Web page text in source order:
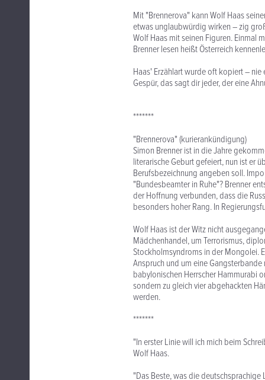
Mit "Brennerova" kann Wolf Haas
etwas unglaubwürdig wirken – zig
Wolf Haas mit seinen Figuren. Einmal
Brenner lesen heißt Österreich
Haas' Erzählart wurde oft kopiert – nie
Gespür, das sagt dir jeder, der eine
*******
"Brennerova" (kurierankündigung)
Simon Brenner ist in die Jahre
literarische Geburt gefeiert, nun ist er
Berufsbezeichnung angeben soll.
"Bundesbeamter in Ruhe"? Brenner
der Hoffnung verbunden, dass die
besonders hoher Rang. In
Wolf Haas ist der Witz nicht
Mädchenhandel, um Terrorismus,
Stockholmsyndroms in der Mongolei.
Anspruch und um eine
babylonischen Herrscher Hammurabi
sondern zu gleich vier abgehackten
werden.
*******
"In erster Linie will ich mich beim
Wolf Haas.
"Das Beste, was die